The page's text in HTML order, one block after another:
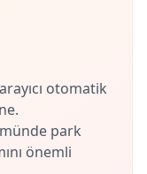
otomatik
park
önemli